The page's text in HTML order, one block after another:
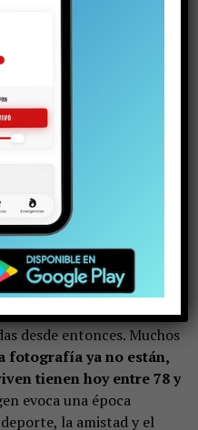
Pucón)
que representó a la
fotografía fue captada
Osvaldo Muñoz Carrillo
futbolistas que, con
de Pucón.
desde entonces. Muchos
fotografía ya no están,
tienen hoy entre 78 y
evoca una época
la amistad y el